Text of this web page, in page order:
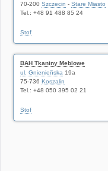
70-200 Szczecin - Stare Miasto
Tel.: +48 91 488 85 24
Stof
BAH Tkaniny Meblowe
ul. Gnienieñska 19a
75-736 Koszalin
Tel.: +48 050 395 02 21
Stof